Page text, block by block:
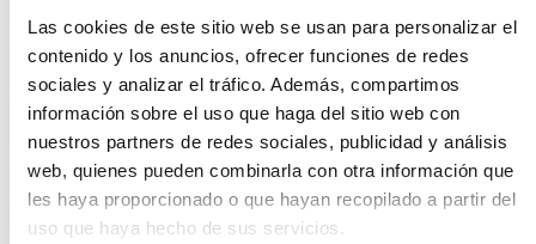
Las cookies de este sitio web se usan para personalizar el
contenido y los anuncios, ofrecer funciones de redes
sociales y analizar el tráfico. Además, compartimos
información sobre el uso que haga del sitio web con
nuestros partners de redes sociales, publicidad y análisis
web, quienes pueden combinarla con otra información que
les haya proporcionado o que hayan recopilado a partir del
uso que haya hecho de sus servicios.
descargar el catálogo de Material Laboratoriodescargar el catálogo
Material de laboratorio
fungibles